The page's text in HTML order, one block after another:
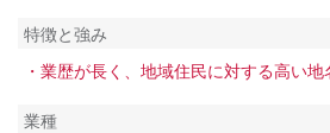
特徴と強み
・業歴が長く、地域住民に対する高い
業種